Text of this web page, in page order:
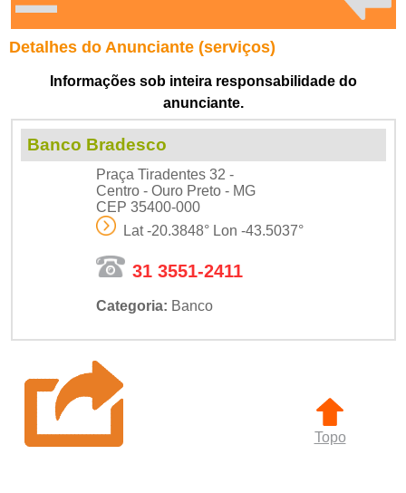
Detalhes do Anunciante (serviços)
Informações sob inteira responsabilidade do
anunciante.
Banco Bradesco
Praça Tiradentes 32 -
Centro - Ouro Preto - MG
CEP 35400-000
Lat -20.3848° Lon -43.5037°
31 3551-2411
Categoria: Banco
Topo